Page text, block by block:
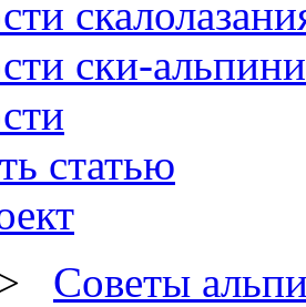
ски-
статью
Советы